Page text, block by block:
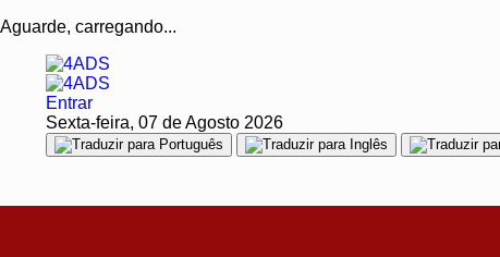
Aguarde, carregando...
Entrar
Sexta-feira, 07 de Agosto 2026